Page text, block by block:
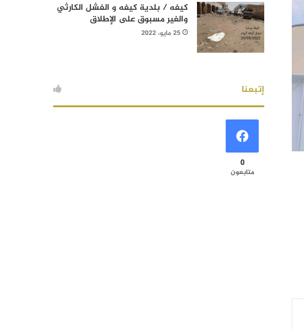
كيفه / بلدية كيفه و الفشل الكارثي
والغير مسبوق على الإطلاق
25 مايو، 2022
إتبعنا
0
متابعون